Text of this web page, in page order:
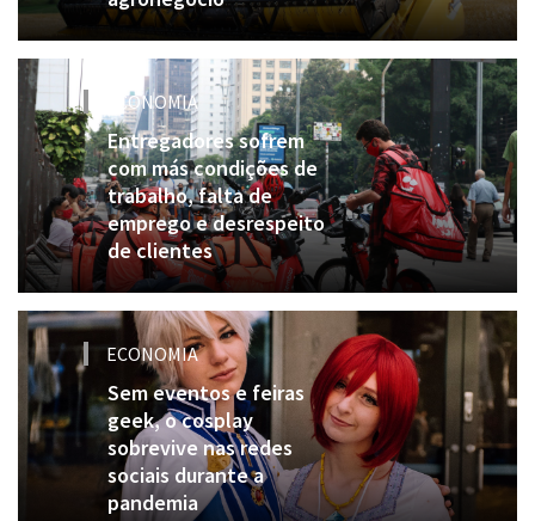
ECONOMIA
Entregadores sofrem
com más condições de
trabalho, falta de
emprego e desrespeito
de clientes
ECONOMIA
Sem eventos e feiras
geek, o cosplay
sobrevive nas redes
sociais durante a
pandemia